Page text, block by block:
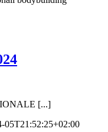
[...]
05T21:52:25+02:00